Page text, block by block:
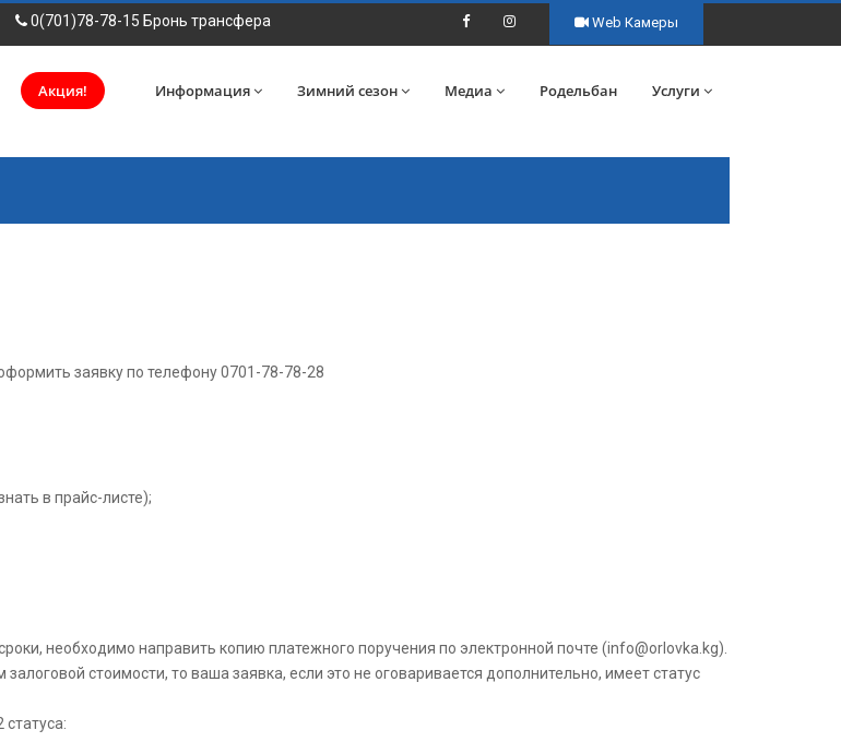
0(701)78-78-15 Бронь трансфера Web Камеры
Акция! Информация Зимний сезон Медиа Родельбан Услуги
заявку по телефону 0701-78-78-28
в прайс-листе);
необходимо направить копию платежного поручения по электронной почте (info@orlоvka.kg).
стоимости, то ваша заявка, если это не оговаривается дополнительно, имеет статус